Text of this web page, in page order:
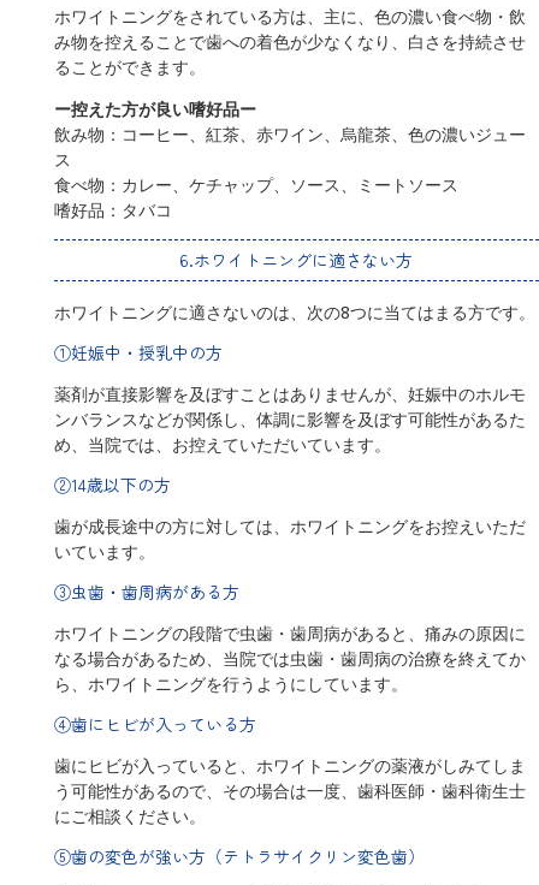
ホワイトニングをされている方は、主に、色の濃い食べ物・飲
み物を控えることで歯への着色が少なくなり、白さを持続させ
ることができます。
ー控えた方が良い嗜好品ー
飲み物：コーヒー、紅茶、赤ワイン、烏龍茶、色の濃いジュー
ス
食べ物：カレー、ケチャップ、ソース、ミートソース
嗜好品：タバコ
6.ホワイトニングに適さない方
ホワイトニングに適さないのは、次の8つに当てはまる方です。
①妊娠中・授乳中の方
薬剤が直接影響を及ぼすことはありませんが、妊娠中のホルモ
ンバランスなどが関係し、体調に影響を及ぼす可能性があるた
め、当院では、お控えていただいています。
②14歳以下の方
歯が成長途中の方に対しては、ホワイトニングをお控えいただ
いています。
③虫歯・歯周病がある方
ホワイトニングの段階で虫歯・歯周病があると、痛みの原因に
なる場合があるため、当院では虫歯・歯周病の治療を終えてか
ら、ホワイトニングを行うようにしています。
④歯にヒビが入っている方
歯にヒビが入っていると、ホワイトニングの薬液がしみてしま
う可能性があるので、その場合は一度、歯科医師・歯科衛生士
にご相談ください。
⑤歯の変色が強い方（テトラサイクリン変色歯）